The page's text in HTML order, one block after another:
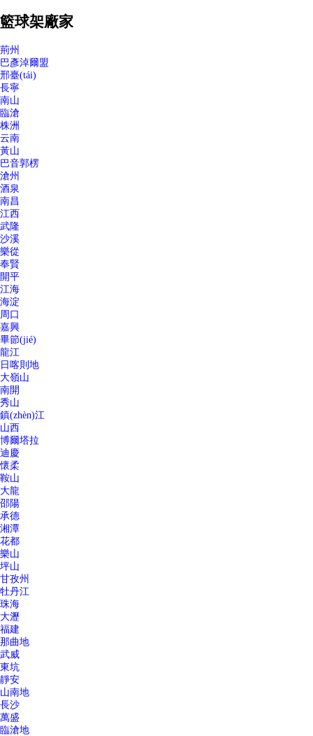
籃球架廠家
荊州
巴彥淖爾盟
邢臺(tái)
長寧
南山
臨滄
株洲
云南
黃山
巴音郭楞
滄州
酒泉
南昌
江西
武隆
沙溪
樂從
奉賢
開平
江海
海淀
周口
嘉興
畢節(jié)
龍江
日喀則地
大嶺山
南開
秀山
鎮(zhèn)江
山西
博爾塔拉
迪慶
懷柔
鞍山
大龍
邵陽
承德
湘潭
花都
樂山
坪山
甘孜州
牡丹江
珠海
大瀝
福建
那曲地
武威
東坑
靜安
山南地
長沙
萬盛
臨滄地